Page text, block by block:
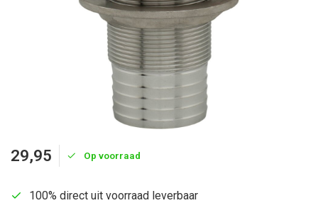
29,95 Op voorraad
100% direct uit voorraad leverbaar